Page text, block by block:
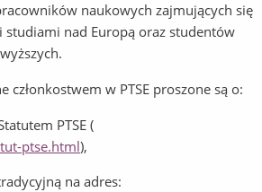
naukowych zajmujących się
nad Europą oraz studentów
członkostwem w PTSE proszone są o:
PTSE (
ptse.html),
na adres: